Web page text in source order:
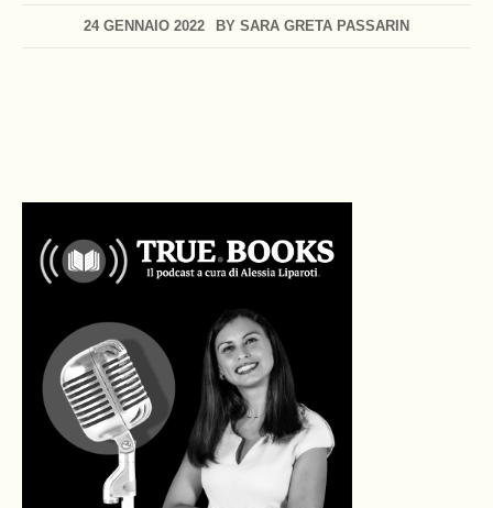
24 GENNAIO 2022 BY SARA GRETA PASSARIN